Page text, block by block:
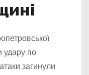
удару по
загинули